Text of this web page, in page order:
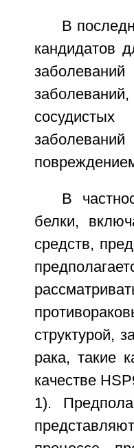
В
кандидатов
В
белки,
средств,
структурой,
рака, такие
качестве
1).